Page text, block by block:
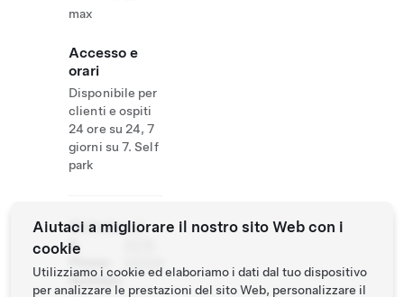
max
Accesso e
orari
Disponibile per
clienti e ospiti
24 ore su 24, 7
giorni su 7. Self
park
Website
&
Number
+41
Aiutaci a migliorare il nostro sito Web con i
cookie
Utilizziamo i cookie ed elaboriamo i dati dal tuo dispositivo
per analizzare le prestazioni del sito Web, personalizzare il